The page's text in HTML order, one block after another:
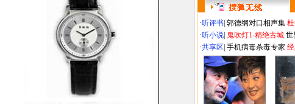
·听评书 郭德纲对口相声集
·听小说 鬼吹灯1-精绝古城 世
·共享区 手机病毒杀毒专家